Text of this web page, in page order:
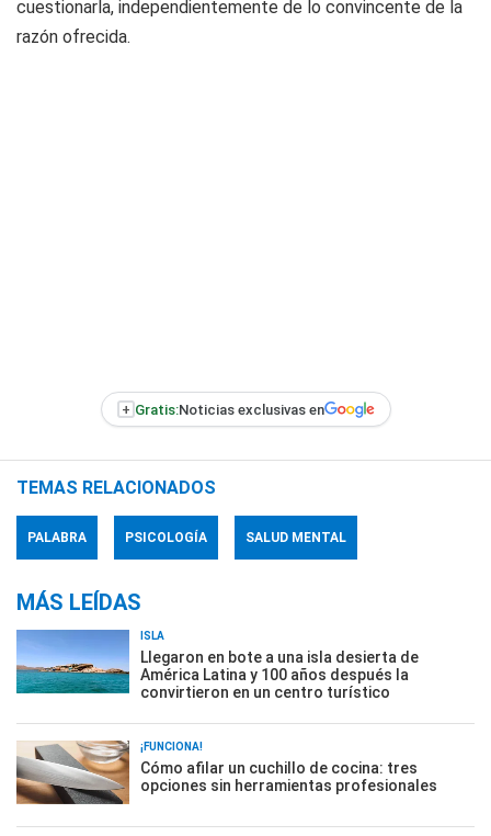
cuestionarla, independientemente de lo convincente de la
razón ofrecida.
+ Gratis:Noticias exclusivas en
TEMAS RELACIONADOS
PALABRA PSICOLOGÍA SALUD MENTAL
MÁS LEÍDAS
ISLA
Llegaron en bote a una isla desierta de
América Latina y 100 años después la
convirtieron en un centro turístico
¡FUNCIONA!
Cómo afilar un cuchillo de cocina: tres
opciones sin herramientas profesionales